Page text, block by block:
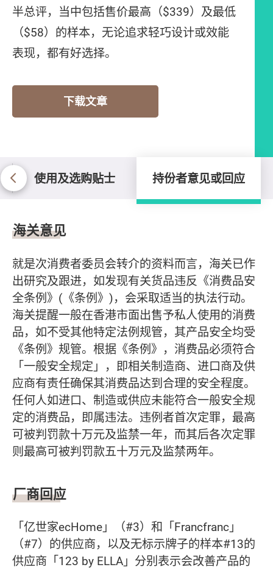
半总评，当中包括售价最高（$339）及最低
（$58）的样本，无论追求轻巧设计或效能
表现，都有好选择。
下载文章
使用及选购贴士 持份者意见或回应
持份者意见或回应
海关意见
就是次消费者委员会转介的资料而言，海关已作
出研究及跟进，如发现有关货品违反《消费品安
全条例》(《条例》)，会采取适当的执法行动。
海关提醒一般在香港市面出售予私人使用的消费
品，如不受其他特定法例规管，其产品安全均受
《条例》规管。根据《条例》，消费品必须符合
「一般安全规定」，即相关制造商、进口商及供
应商有责任确保其消费品达到合理的安全程度。
任何人如进口、制造或供应未能符合一般安全规
定的消费品，即属违法。违例者首次定罪，最高
可被判罚款十万元及监禁一年，而其后各次定罪
则最高可被判罚款五十万元及监禁两年。
厂商回应
「亿世家ecHome」（#3）和「Francfranc」
（#7）的供应商，以及无标示牌子的样本#13的
供应商「123 by ELLA」分别表示会改善产品的